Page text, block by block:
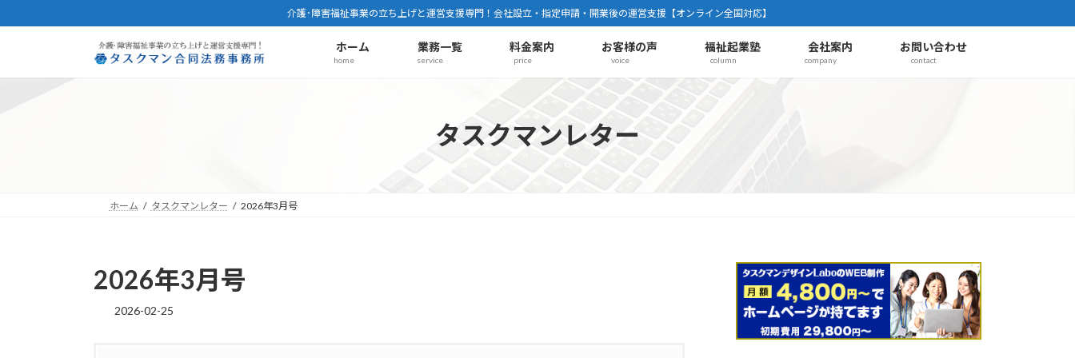
ン
ビ
介護･障害福祉事業の立ち上げと運営支援専門！会社設立・指定申請・開業後の運営支援【オンライン全国対応】
ホーム
home
業務一覧
service
料金案内
price
お客様の声
voice
福祉起業塾
column
会社案内
company
お問い合わせ
contact
タスクマンレター
ホーム タスクマンレター 2026年3月号
2026年3月号
最
2026-02-25